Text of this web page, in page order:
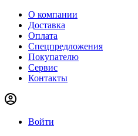
О компании
Доставка
Оплата
Спецпредложения
Покупателю
Сервис
Контакты
Войти